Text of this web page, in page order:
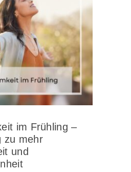
im Frühling –
zu mehr
und